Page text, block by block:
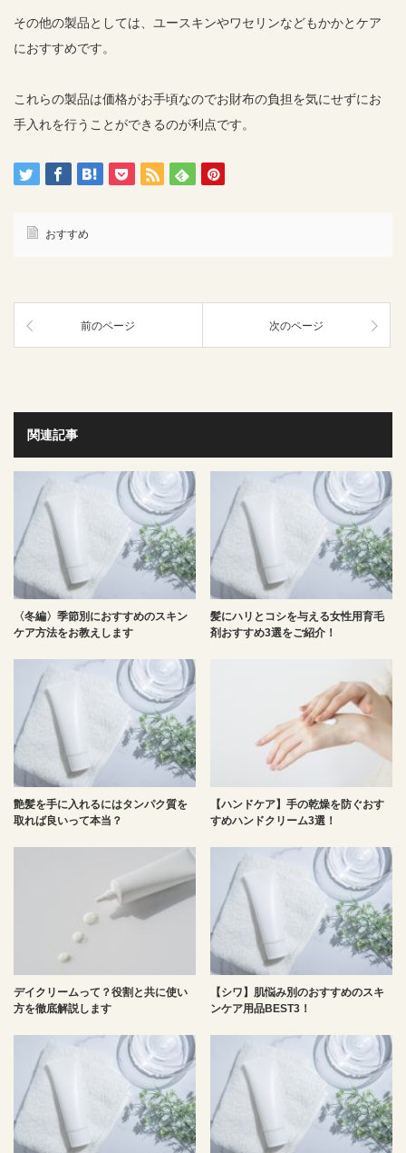
その他の製品としては、ユースキンやワセリンなどもかかとケア
におすすめです。
これらの製品は価格がお手頃なのでお財布の負担を気にせずにお
手入れを行うことができるのが利点です。
おすすめ
前のページ 次のページ
関連記事
〈冬編〉季節別におすすめのスキン
ケア方法をお教えします
髪にハリとコシを与える女性用育毛
剤おすすめ3選をご紹介！
艶髪を手に入れるにはタンパク質を
取れば良いって本当？
【ハンドケア】手の乾燥を防ぐおす
すめハンドクリーム3選！
デイクリームって？役割と共に使い
方を徹底解説します
【シワ】肌悩み別のおすすめのスキ
ンケア用品BEST3！